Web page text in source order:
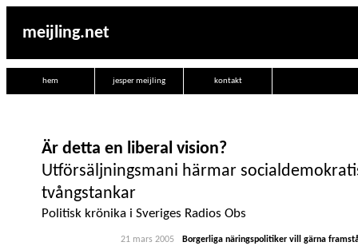
meijling.net
hem jesper meijling kontakt
Är detta en liberal vision?
Utförsäljningsmani härmar
tvångstankar
Politisk krönika i Sveriges Radios Obs
21 mars 2005
Borgerliga näringspolitiker vill gärna